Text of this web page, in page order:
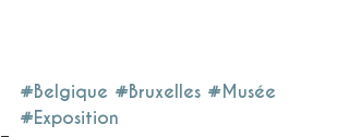
#Belgique #Bruxelles #Musée
#Exposition